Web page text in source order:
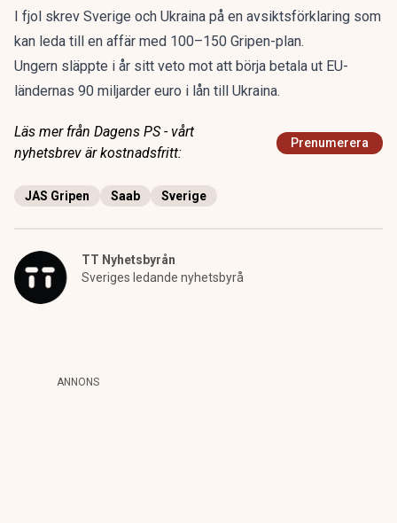
I fjol skrev Sverige och Ukraina på en avsiktsförklaring som
kan leda till en affär med 100–150 Gripen-plan.
Ungern släppte i år sitt veto mot att börja betala ut EU-
ländernas 90 miljarder euro i lån till Ukraina.
Läs mer från Dagens PS - vårt
nyhetsbrev är kostnadsfritt:
Prenumerera
JAS Gripen Saab Sverige
TT Nyhetsbyrån
Sveriges ledande nyhetsbyrå
ANNONS